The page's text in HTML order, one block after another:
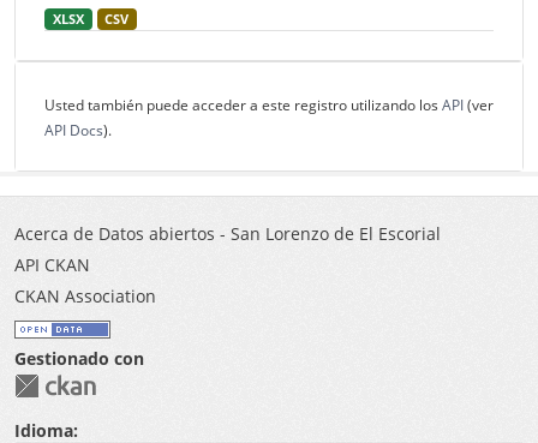
XLSX CSV
Usted también puede acceder a este registro utilizando los API(ver
API Docs).
Acerca de Datos abiertos - San Lorenzo de El Escorial
API CKAN
CKAN Association
Gestionado con
Idioma